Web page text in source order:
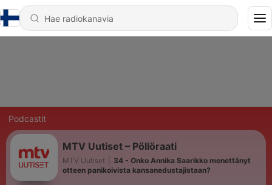
Podcastit
MTV Uutiset – Pöllöraati
MTV Uutiset
34 - Onko Annika Saarikko menettänyt
otteen panikoivista kansanedustajistaan?